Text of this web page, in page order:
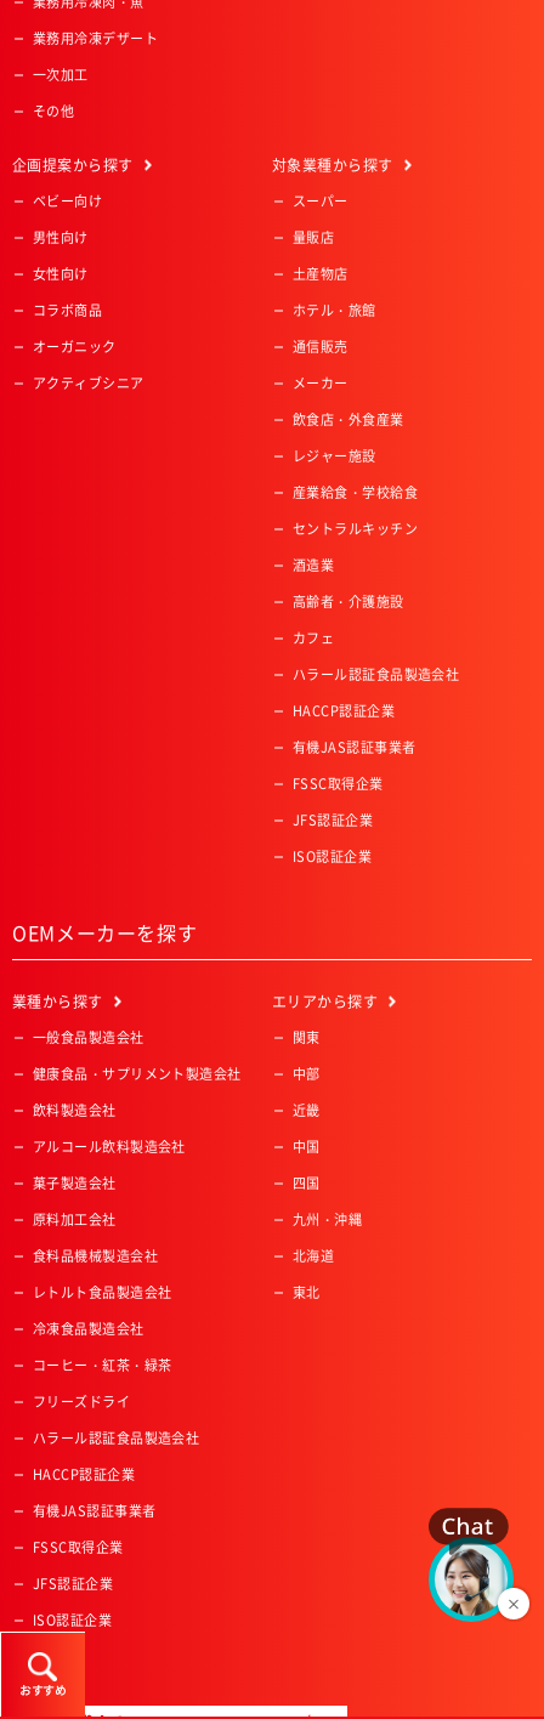
おすすめ
業務用冷凍デザート
一次加工
その他
企画提案から探す
ベビー向け
男性向け
女性向け
コラボ商品
オーガニック
アクティブシニア
対象業種から探す
スーパー
量販店
土産物店
ホテル・旅館
通信販売
メーカー
飲食店・外食産業
レジャー施設
産業給食・学校給食
セントラルキッチン
酒造業
高齢者・介護施設
カフェ
ハラール認証食品製造会社
HACCP認証企業
有機JAS認証事業者
FSSC取得企業
JFS認証企業
ISO認証企業
OEMメーカーを探す
業種から探す
一般食品製造会社
健康食品・サプリメント製造会社
飲料製造会社
アルコール飲料製造会社
菓子製造会社
原料加工会社
食料品機械製造会社
レトルト食品製造会社
冷凍食品製造会社
コーヒー・紅茶・緑茶
フリーズドライ
ハラール認証食品製造会社
HACCP認証企業
有機JAS認証事業者
FSSC取得企業
JFS認証企業
ISO認証企業
その他
エリアから探す
関東
中部
近畿
中国
四国
九州・沖縄
北海道
東北